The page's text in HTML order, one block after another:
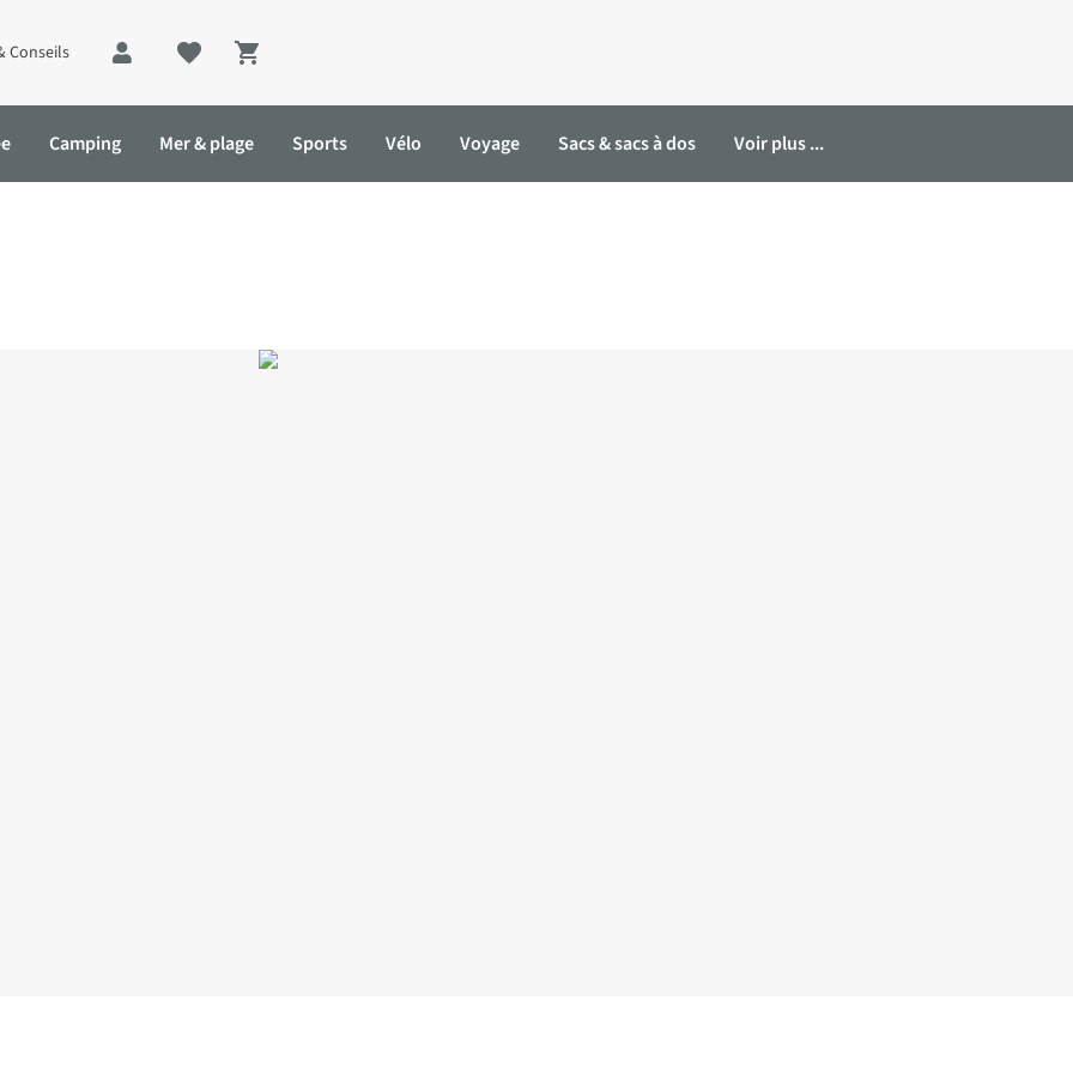
Conseils
Shopping cart
Camping Mer & plage Sports Vélo Voyage Sacs & sacs à dos Voir plus ...